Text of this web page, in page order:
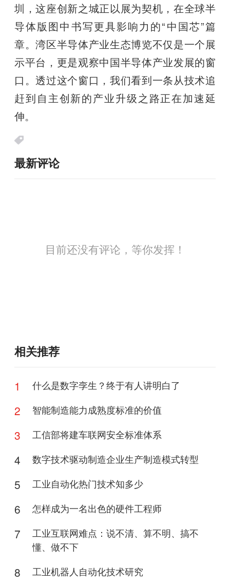
圳，这座创新之城正以展为契机，在全球半
导体版图中书写更具影响力的“中国芯”篇
章。湾区半导体产业生态博览不仅是一个展
示平台，更是观察中国半导体产业发展的窗
口。透过这个窗口，我们看到一条从技术追
赶到自主创新的产业升级之路正在加速延
伸。
最新评论
目前还没有评论，等你发挥！
相关推荐
1 什么是数字孪生？终于有人讲明白了
2 智能制造能力成熟度标准的价值
3 工信部将建车联网安全标准体系
4 数字技术驱动制造企业生产制造模式转型
5 工业自动化热门技术知多少
6 怎样成为一名出色的硬件工程师
7
工业互联网难点：说不清、算不明、搞不
懂、做不下
8 工业机器人自动化技术研究